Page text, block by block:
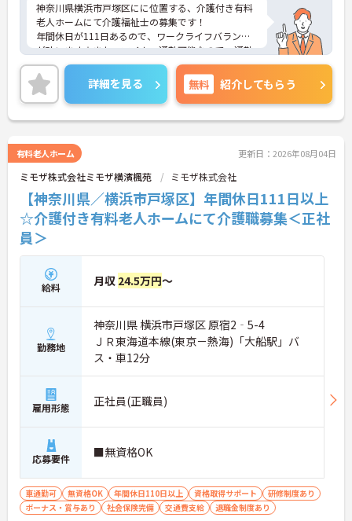
神奈川県横浜市戸塚区にに位置する、介護付き有料
老人ホームにて介護福祉士の募集です！
年間休日が111日あるので、ワークライフバランス
が叶います☆また、マイカー通勤可能なので、通勤
らくらくです♪
ご興味のある方には、面接対策ポイントなど、さら
に詳細をお話しいたしますのでお気軽にご相談くだ
さい！
詳細を見る 無料 紹介してもらう
有料老人ホーム 更新日：2026年08月04日
ミモザ株式会社ミモザ横濱楓苑 ミモザ株式会社
【神奈川県／横浜市戸塚区】年間休日111日以上
☆介護付き有料老人ホームにて介護職募集＜正社
員＞
給料 月収 24.5万円～
勤務地
神奈川県 横浜市戸塚区 原宿2‐5-4
ＪＲ東海道本線(東京－熱海)「大船駅」バ
ス・車12分
雇用形態 正社員(正職員)
応募要件 ■無資格OK
車通勤可 無資格OK 年間休日110日以上 資格取得サポート
研修制度あり
ボーナス・賞与あり
社会保険完備 交通費支給 退職金制度あり